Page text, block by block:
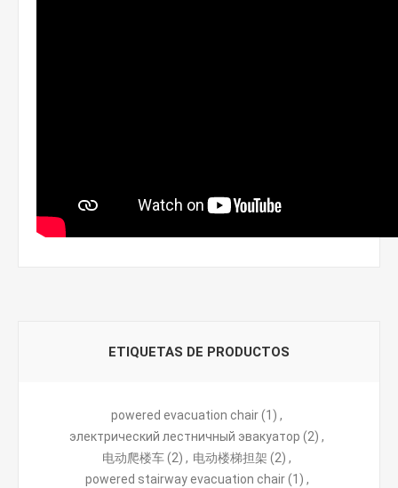
ETIQUETAS DE PRODUCTOS
powered evacuation chair(1) ,
электрический лестничный эвакуатор (2) ,
电动爬楼车(2) , 电动楼梯担架 (2) ,
powered stairway evacuation chair (1) ,